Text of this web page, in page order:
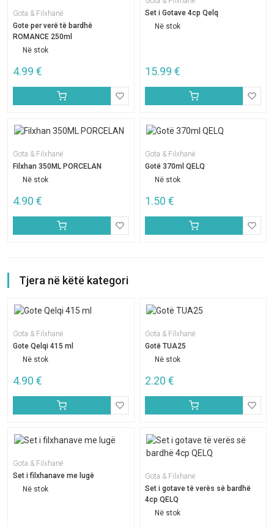
Gota & Filxhanë
Gote per verë të bardhë
ROMANCE 250ml
Në stok
4.99 €
Set i Gotave 4cp Qelq
Në stok
15.99 €
Gota & Filxhanë
Filxhan 350ML PORCELAN
Në stok
4.90 €
Gota & Filxhanë
Gotë 370ml QELQ
Në stok
1.50 €
Tjera në këtë kategori
Gota & Filxhanë
Gote Qelqi 415 ml
Në stok
4.90 €
Gota & Filxhanë
Gotë TUA25
Në stok
2.20 €
Gota & Filxhanë
Set i filxhanave me lugë
Në stok
Gota & Filxhanë
Set i gotave të verës së bardhë
4cp QELQ
Në stok